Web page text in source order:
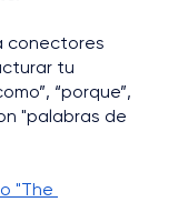
conectores
tu
“porque”,
"palabras de
"The